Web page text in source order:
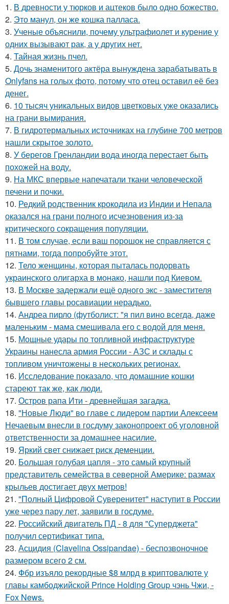
1. В древности у тюрков и ацтеков было одно божество.
2. Это манул, он же кошка палласа.
3. Ученые объяснили, почему ультрафиолет и курение у
одних вызывают рак, а у других нет.
4. Тайная жизнь пчел.
5. Дочь знаменитого актёра вынуждена зарабатывать в
Onlyfans на голых фото, потому что отец оставил её без
денег.
6. 10 тысяч уникальных видов цветковых уже оказались
на грани вымирания.
7. В гидротермальных источниках на глубине 700 метров
нашли скрытое золото.
8. У берегов Гренландии вода иногда перестает быть
похожей на воду.
9. На МКС впервые напечатали ткани человеческой
печени и почки.
10. Редкий родственник крокодила из Индии и Непала
оказался на грани полного исчезновения из-за
критического сокращения популяции.
11. В том случае, если ваш порошок не справляется с
пятнами, тогда попробуйте этот.
12. Тело женщины, которая пыталась подорвать
украинского олигарха в монако, нашли под Киевом.
13. В Москве задержали ещё одного экс - заместителя
бывшего главы росавиации нерадько.
14. Андреа пирло (футболист: "я пил вино всегда, даже
маленьким - мама смешивала его с водой для меня.
15. Мощные удары по топливной инфраструктуре
Украины нанесла армия России - АЗС и склады с
топливом уничтожены в нескольких регионах.
16. Исследование показало, что домашние кошки
стареют так же, как люди.
17. Остров рапа Ити - древнейшая загадка.
18. "Новые Люди" во главе с лидером партии Алексеем
Нечаевым внесли в госдуму законопроект об уголовной
ответственности за домашнее насилие.
19. Яркий свет снижает риск деменции.
20. Большая голубая цапля - это самый крупный
представитель семейства в северной Америке: размах
крыльев достигает двух метров!
21. "Полный Цифровой Суверенитет" наступит в России
уже через пару лет, заявили в госдуме.
22. Российский двигатель ПД - 8 для "Суперджета"
получил сертификат типа.
23. Асцидия (Clavelina Ossipandae) - беспозвоночное
размером всего 2 см.
24. Фбр изъяло рекордные $8 млрд в криптовалюте у
главы камбоджийской Prince Holding Group чэнь Чжи, -
Fox News.